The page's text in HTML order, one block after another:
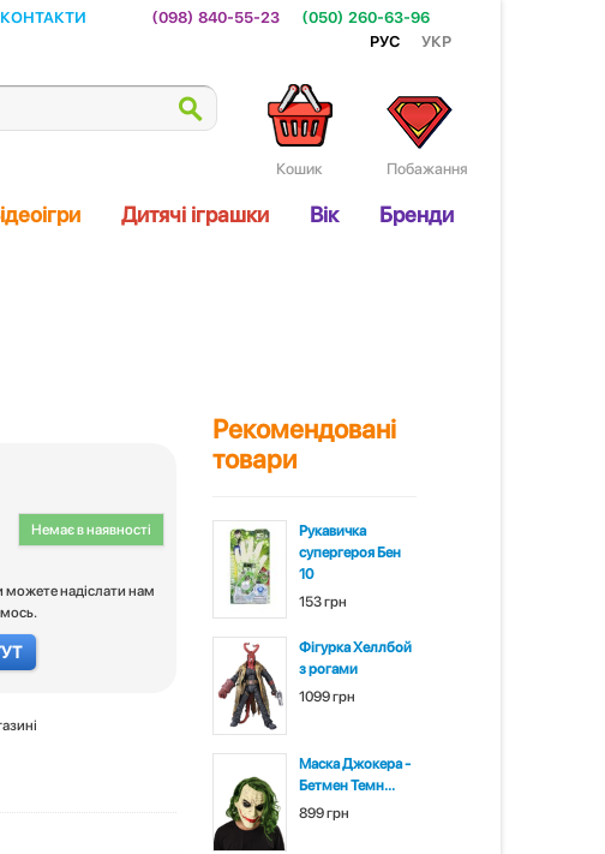
Контакти (098) 840-55-23
(050) 260-63-96
Рус
Укр
Побажання
Кошик
Дитячі іграшки Вік Бренди
Немає в наявності
можете надіслати нам
Рекомендовані
товари
Рукавичка
супергероя Бен
10
153 грн
Фігурка Хеллбой
з рогами
1099 грн
Маска Джокера -
Бетмен Темн...
899 грн